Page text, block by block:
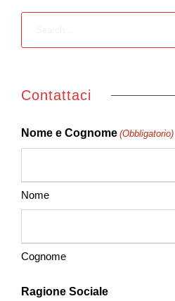
Contattaci
Nome e Cognome (Obbligatorio)
Nome
Cognome
Ragione Sociale